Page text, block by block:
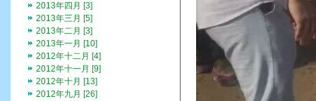
2013年四月 [3]
2013年三月 [5]
2013年二月 [3]
2013年一月 [10]
2012年十二月 [4]
2012年十一月 [9]
2012年十月 [13]
2012年九月 [26]